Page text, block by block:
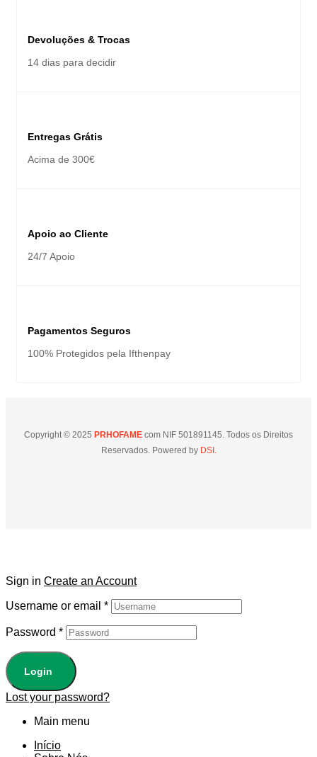
Devoluções & Trocas
14 dias para decidir
Entregas Grátis
Acima de 300€
Apoio ao Cliente
24/7 Apoio
Pagamentos Seguros
100% Protegidos pela Ifthenpay
Copyright © 2025 PRHOFAME com NIF 501891145. Todos os Direitos
Reservados. Powered byDSI.
Sign in Create an Account
Username or email *
Password *
Login
Lost your password?
Main menu
Início